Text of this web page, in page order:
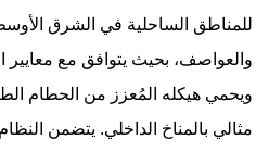
للمناطق الساحلية في الشرق
والعواصف، بحيث يتوافق مع معايير
ويحمي هيكله المُعزز من الحطام
مثالي بالمناخ الداخلي. يتضمن